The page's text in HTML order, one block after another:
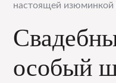
настоящей изюминкой
особый